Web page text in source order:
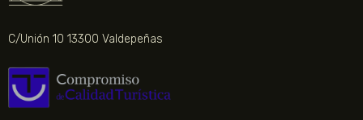
C/Unión 10 13300 Valdepeñas